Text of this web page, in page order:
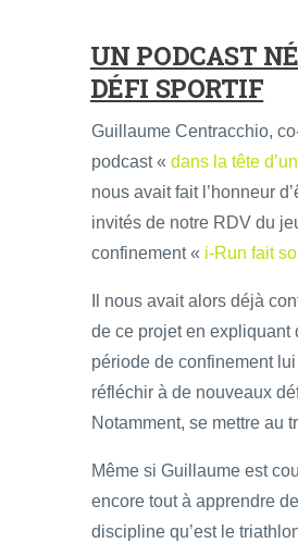
UN PODCAST
DÉFI SPORTIF
Guillaume Centracchio,
podcast « dans la tête
nous avait fait l’honneur
invités de notre RDV du
confinement « i-Run fait
Il nous avait alors déjà
de ce projet en expliquant
période de confinement
réfléchir à de nouveaux
Notamment, se mettre au
Même si Guillaume est
encore tout à apprendre
discipline qu’est le